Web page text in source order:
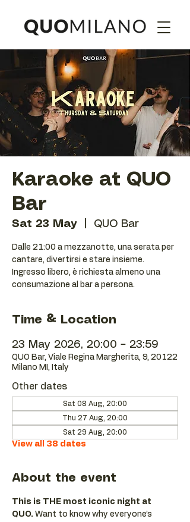
Karaoke at QUO
Bar
Sat 23 May QUO Bar
Dalle 21:00 a mezzanotte, una serata per
cantare, divertirsi e stare insieme.
Ingresso libero, è richiesta almeno una
consumazione al bar a persona.
Time & Location
23 May 2026, 20:00 – 23:59
QUO Bar, Viale Regina Margherita, 9, 20122
Milano MI, Italy
Other dates
Sat 08 Aug, 20:00
Thu 27 Aug, 20:00
Sat 29 Aug, 20:00
View all 38 dates
About the event
This is THE most iconic night at
QUO. Want to know why everyone’s